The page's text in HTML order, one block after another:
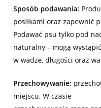
Sposób podawania:
posiłkami oraz zapewnić
Podawać psu tylko pod
naturalny – mogą
w wadze, długości oraz
Przechowywanie:
miejscu. W czasie